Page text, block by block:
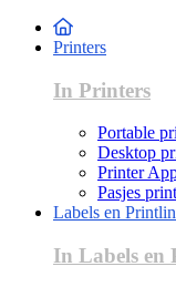
Printers
In Printers
Portable
Desktop
Printer
Pasjes
Labels en
In Labels en